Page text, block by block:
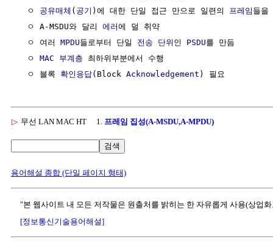
  ㅇ
공유매체 ( 공기 )에 대한 단일 접근 만으로 일련의 프레임 들을
  ㅇ A-MSDU와 달리
에러에 덜 취약
  ㅇ 여러
MPDU들로부터 단일 전송 단위 인 PSDU를 만듬
  ㅇ
MAC 부계층 최하위부분에서 수행
  ㅇ 블록
확인응답(Block Acknowledgement
▷ 무선 LAN MAC HT 1. 프레임 집성(A-MSDU,A-MPDU)
검색
용어해설 종합 (단일 페이지 형태)
"본 웹사이트 내 모든 저작물은 원출처를 밝히는 한 자유롭게 사용(상업
[정보통신기술용어해설]